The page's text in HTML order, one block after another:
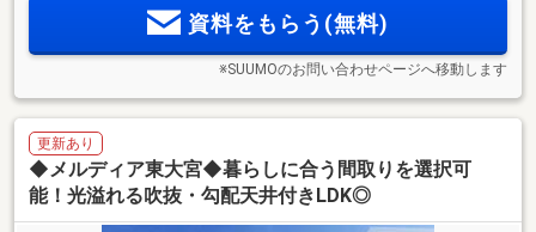
資料をもらう(無料)
※SUUMOのお問い合わせページへ移動します
更新あり
◆メルディア東大宮◆暮らしに合う間取りを選択可
能！光溢れる吹抜・勾配天井付きLDK◎